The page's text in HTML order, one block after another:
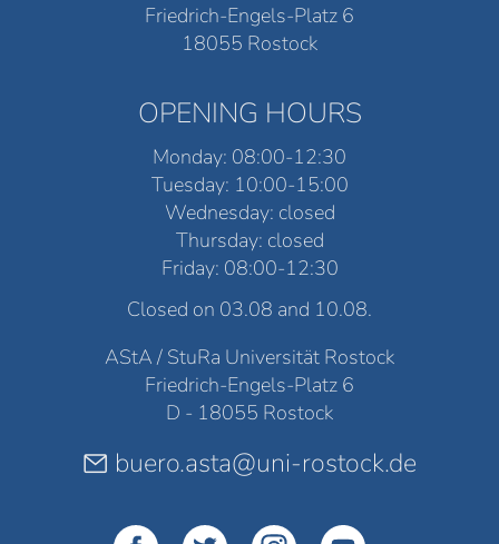
Friedrich-Engels-Platz 6
18055 Rostock
OPENING HOURS
Monday: 08:00-12:30
Tuesday: 10:00-15:00
Wednesday: closed
Thursday: closed
Friday: 08:00-12:30
Closed on 03.08 and 10.08.
AStA / StuRa Universität Rostock
Friedrich-Engels-Platz 6
D - 18055 Rostock
buero.asta@uni-rostock.de